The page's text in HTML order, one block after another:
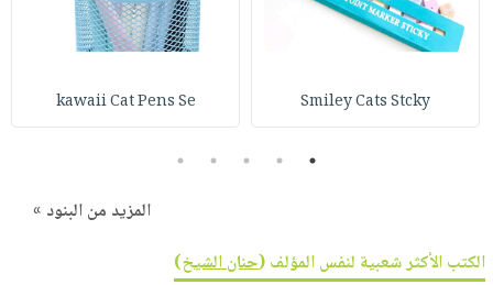
Smiley Cats Stcky
kawaii Cat Pens Se
1
2
3
4
5
المزيد من البنود »
الكتب الأكثر شعبية لنفس المؤلف (حنان الشيخ)